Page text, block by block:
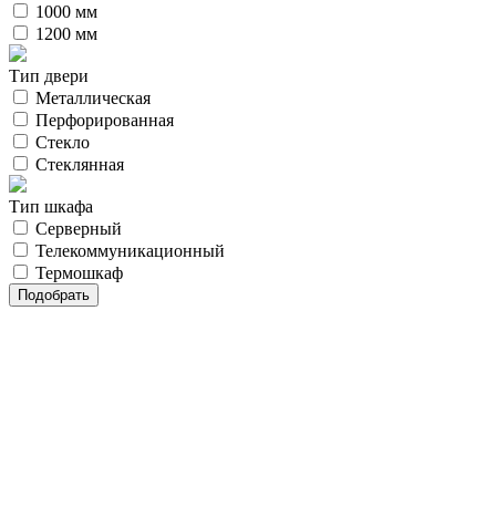
1000 мм
1200 мм
Тип двери
Металлическая
Перфорированная
Стекло
Стеклянная
Тип шкафа
Серверный
Телекоммуникационный
Термошкаф